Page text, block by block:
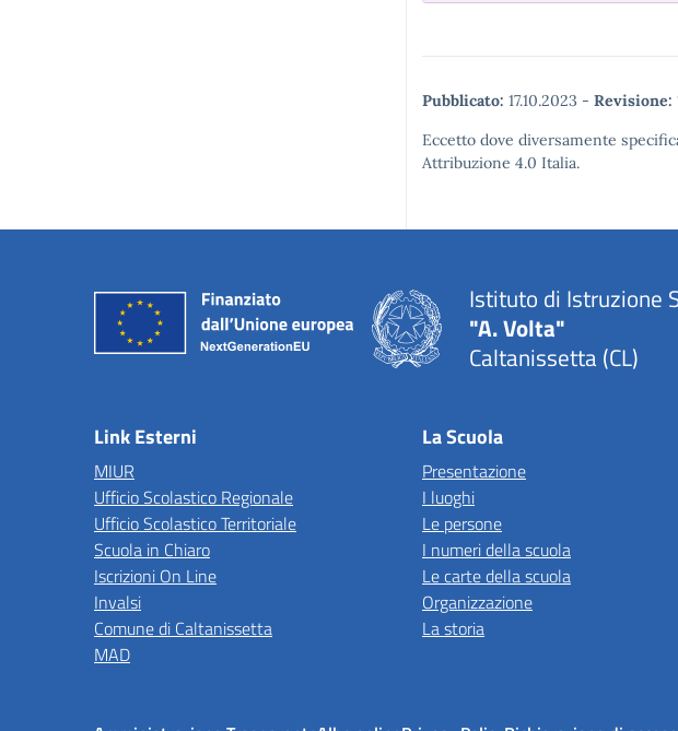
Pubblicato: 17.10.2023 - Revisione:
Eccetto dove diversamente
Attribuzione 4.0 Italia.
Istituto di Istruzione
"A. Volta"
Caltanissetta (CL)
Link Esterni
MIUR
Ufficio Scolastico Regionale
Ufficio Scolastico Territoriale
Scuola in Chiaro
Iscrizioni On Line
Invalsi
Comune di Caltanissetta
MAD
La Scuola
Presentazione
I luoghi
Le persone
I numeri della scuola
Le carte della scuola
Organizzazione
La storia